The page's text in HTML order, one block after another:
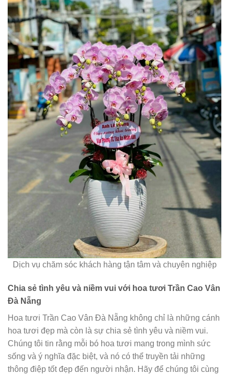
Dịch vụ chăm sóc khách hàng tận tâm và chuyên nghiệp
Chia sẻ tình yêu và niềm vui với hoa tươi Trần Cao Vân
Đà Nẵng
Hoa tươi Trần Cao Vân Đà Nẵng không chỉ là những cánh
hoa tươi đẹp mà còn là sự chia sẻ tình yêu và niềm vui.
Chúng tôi tin rằng mỗi bó hoa tươi mang trong mình sức
sống và ý nghĩa đặc biệt, và nó có thể truyền tải những
thông điệp tốt đẹp đến người nhận. Hãy để chúng tôi cùng